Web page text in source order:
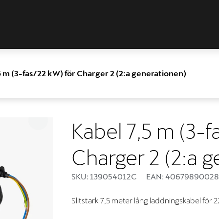
m (3-fas/22 kW) för Charger 2 (2:a generationen)
Kabel 7,5 m (3-
Charger 2 (2:a
SKU: 139054012C EAN:
Slitstark 7,5 meter lång laddningskabel för